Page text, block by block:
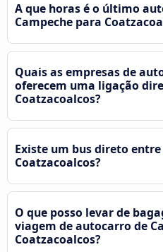
A que horas é o último
Campeche para
Quais as empresas de
oferecem uma ligação
Coatzacoalcos?
Existe um bus direto entre
Coatzacoalcos?
O que posso levar de
viagem de autocarro de
Coatzacoalcos?